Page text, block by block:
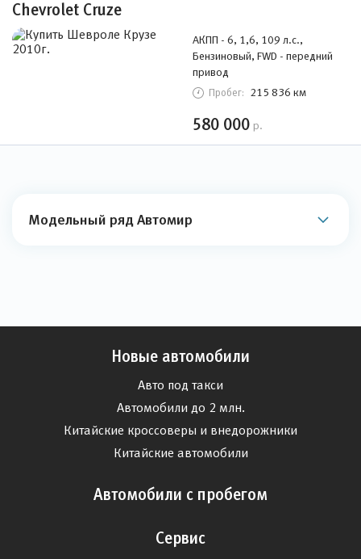
Chevrolet Cruze
АКПП - 6, 1,6, 109 л.с.,
Бензиновый, FWD - передний
привод
Пробег: 215 836 км
580 000 р.
Модельный ряд Автомир
Новые автомобили
Авто под такси
Автомобили до 2 млн.
Китайские кроссоверы и внедорожники
Китайские автомобили
Автомобили с пробегом
Сервис